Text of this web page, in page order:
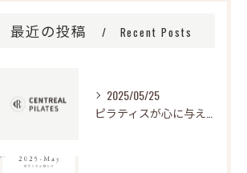
最近の投稿 Recent Posts
2025/05/25